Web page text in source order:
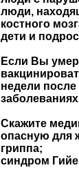
люди,
костного
дети и
Если Вы
недели
Скажите
опасную для
гриппа;
синдром